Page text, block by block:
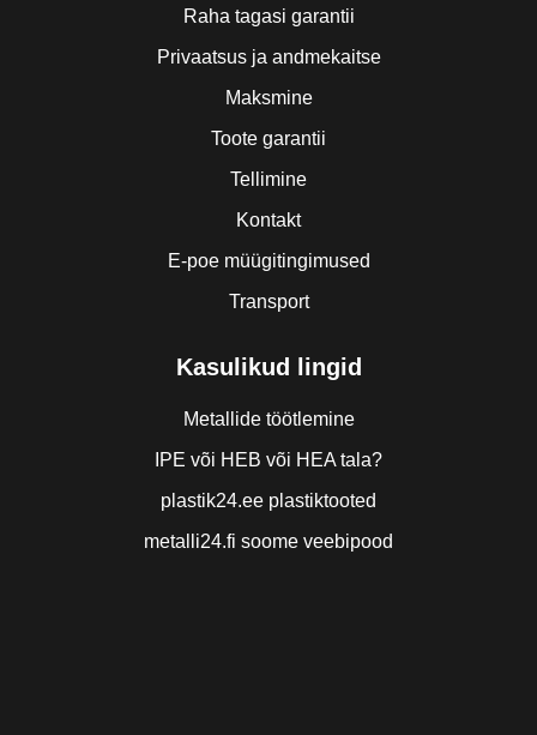
Raha tagasi garantii
Privaatsus ja andmekaitse
Maksmine
Toote garantii
Tellimine
Kontakt
E-poe müügitingimused
Transport
Kasulikud lingid
Metallide töötlemine
IPE või HEB või HEA tala?
plastik24.ee plastiktooted
metalli24.fi soome veebipood